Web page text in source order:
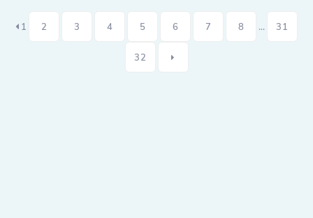
1 2 3 4 5 6 7 8 ... 31
32